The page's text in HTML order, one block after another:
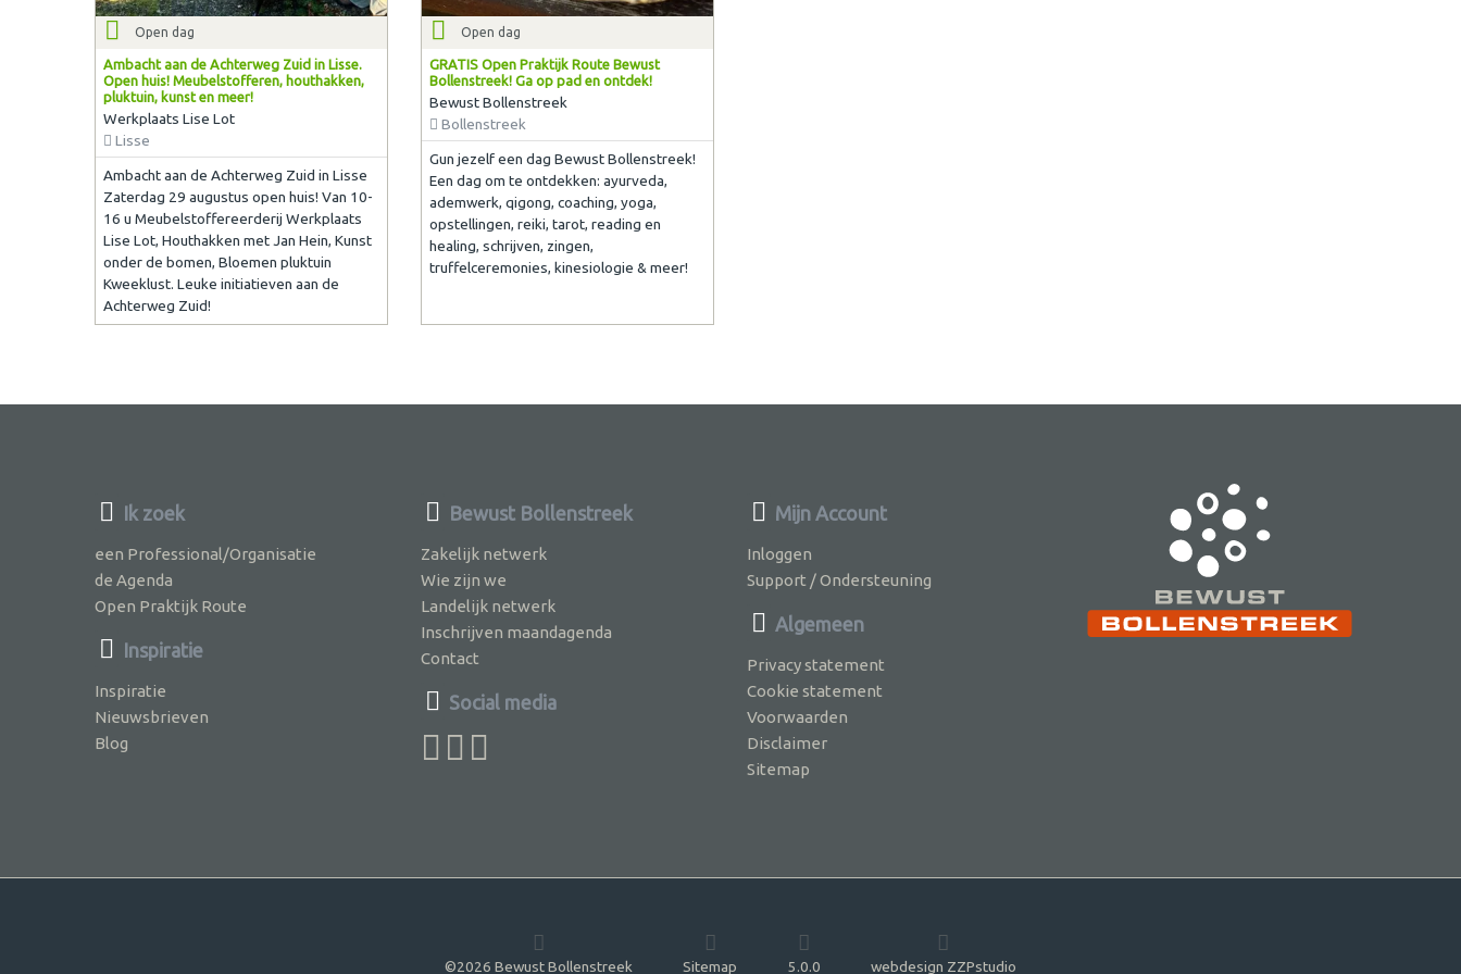
Open dag
Ambacht aan de Achterweg Zuid in Lisse.
Open huis! Meubelstofferen, houthakken,
pluktuin, kunst en meer!
Werkplaats Lise Lot
Lisse
Ambacht aan de Achterweg Zuid in Lisse
Zaterdag 29 augustus open huis! Van 10-
16 u Meubelstoffereerderij Werkplaats
Lise Lot, Houthakken met Jan Hein, Kunst
onder de bomen, Bloemen pluktuin
Kweeklust. Leuke initiatieven aan de
Achterweg Zuid!
Open dag
GRATIS Open Praktijk Route Bewust
Bollenstreek! Ga op pad en ontdek!
Bewust Bollenstreek
Bollenstreek
Gun jezelf een dag Bewust Bollenstreek!
Een dag om te ontdekken: ayurveda,
ademwerk, qigong, coaching, yoga,
opstellingen, reiki, tarot, reading en
healing, schrijven, zingen,
truffelceremonies, kinesiologie & meer!
Ik zoek
een Professional/Organisatie
de Agenda
Open Praktijk Route
Inspiratie
Inspiratie
Nieuwsbrieven
Blog
Bewust Bollenstreek
Zakelijk netwerk
Wie zijn we
Landelijk netwerk
Inschrijven maandagenda
Contact
Social media
Mijn Account
Inloggen
Support / Ondersteuning
Algemeen
Privacy statement
Cookie statement
Voorwaarden
Disclaimer
Sitemap
©2026 Bewust Bollenstreek Sitemap 5.0.0 webdesign ZZPstudio